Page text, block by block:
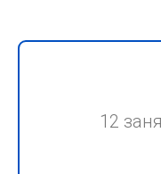
12